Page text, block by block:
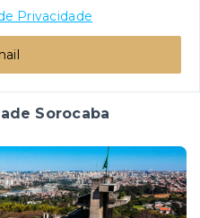
Privacidade
Sorocaba